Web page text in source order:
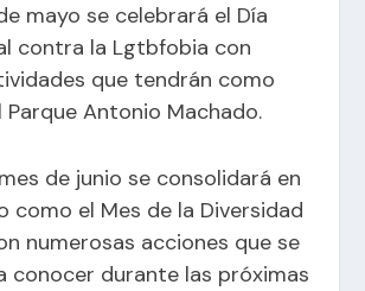
mayo se celebrará el Día
contra la Lgtbfobia con
que tendrán como
Parque Antonio Machado.
de junio se consolidará en
como el Mes de la Diversidad
numerosas acciones que se
conocer durante las próximas